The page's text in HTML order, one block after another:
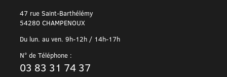
47 rue Saint-Barthélémy
54280 CHAMPENOUX
Du lun. au ven. 9h-12h / 14h-17h
N° de Téléphone :
03 83 31 74 37